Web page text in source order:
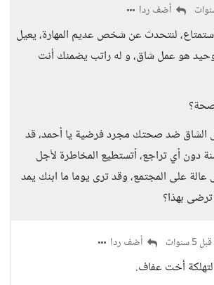
أضف ردا
لنتحدث عن شخص عديم المهارة، يعيل
هو عمل شاق، و له راتب يضمنك أنت
الشاق ضد صحتك مجرد فرضية يا أحمد، قد
100 سنة دون أي تراجع، أتستطيع المخاطرة لأجل
على المجتمع، وقد ترى يوما ما ابنك يمد
بهذا؟
قبل 5 سنوات أضف ردا
أخت عفاف.